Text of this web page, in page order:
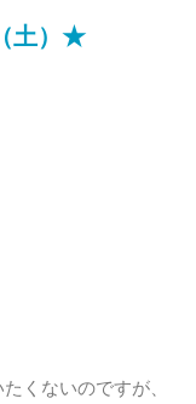
土）★
くないのですが、